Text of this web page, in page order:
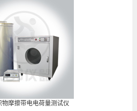
物摩擦带电电荷量测试仪